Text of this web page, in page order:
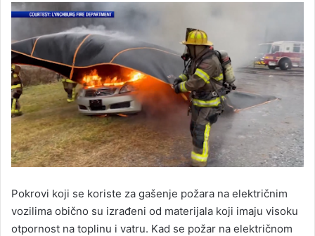
Pokrovi koji se koriste za gašenje požara na električnim
vozilima obično su izrađeni od materijala koji imaju visoku
otpornost na toplinu i vatru. Kad se požar na električnom